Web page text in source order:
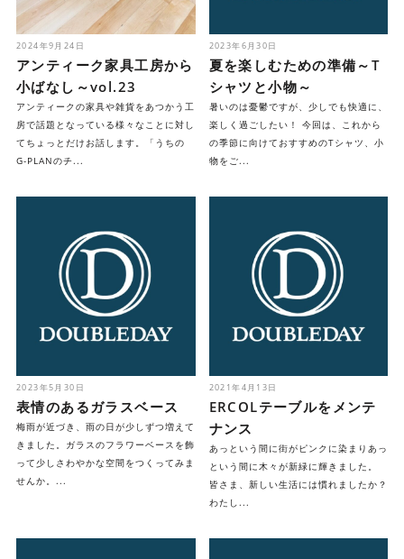
2024年9月24日
アンティーク家具工房から
小ばなし～vol.23
アンティークの家具や雑貨をあつかう工
房で話題となっている様々なことに対し
てちょっとだけお話します。「うちの
G-PLANのチ...
2023年6月30日
夏を楽しむための準備～T
シャツと小物～
暑いのは憂鬱ですが、少しでも快適に、
楽しく過ごしたい！ 今回は、これから
の季節に向けておすすめのTシャツ、小
物をご...
2023年5月30日
表情のあるガラスベース
梅雨が近づき、雨の日が少しずつ増えて
きました。ガラスのフラワーベースを飾
って少しさわやかな空間をつくってみま
せんか。...
2021年4月13日
ERCOLテーブルをメンテ
ナンス
あっという間に街がピンクに染まりあっ
という間に木々が新緑に輝きました。
皆さま、新しい生活には慣れましたか？
わたし...